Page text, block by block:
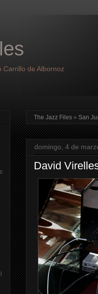
de Albornoz
The Jazz Files » San
domingo, 4 de
David